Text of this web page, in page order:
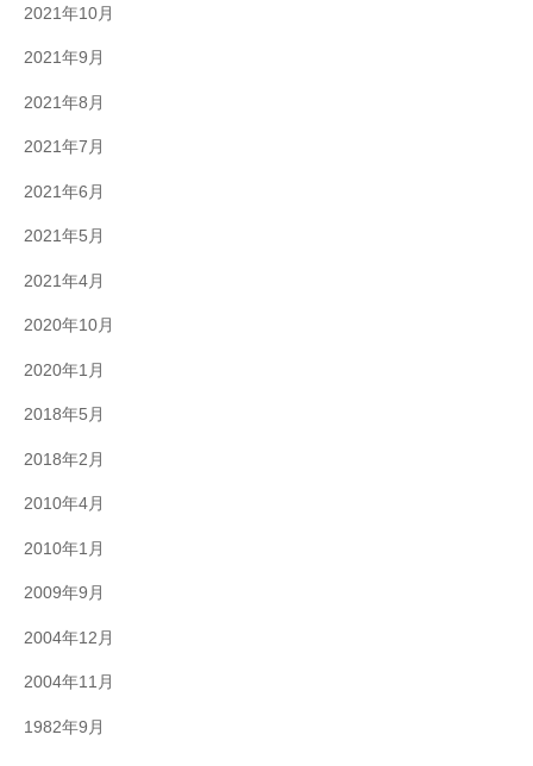
2021年10月
2021年9月
2021年8月
2021年7月
2021年6月
2021年5月
2021年4月
2020年10月
2020年1月
2018年5月
2018年2月
2010年4月
2010年1月
2009年9月
2004年12月
2004年11月
1982年9月